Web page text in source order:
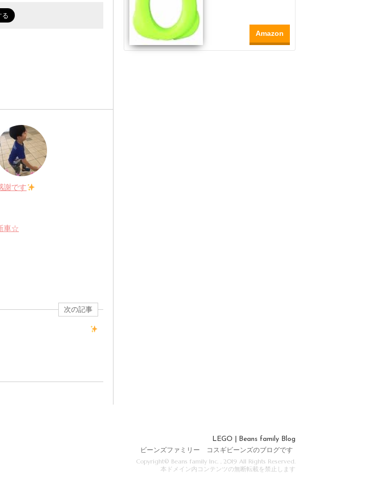
謝です
車☆
次の記事
Amazon
LEGO | Beans family Blog
ビーンズファミリー コスギビーンズのブログです
Copyright© Beans family Inc. , 2019 All Rights Reserved.
本ドメイン内コンテンツの無断転載を禁止します